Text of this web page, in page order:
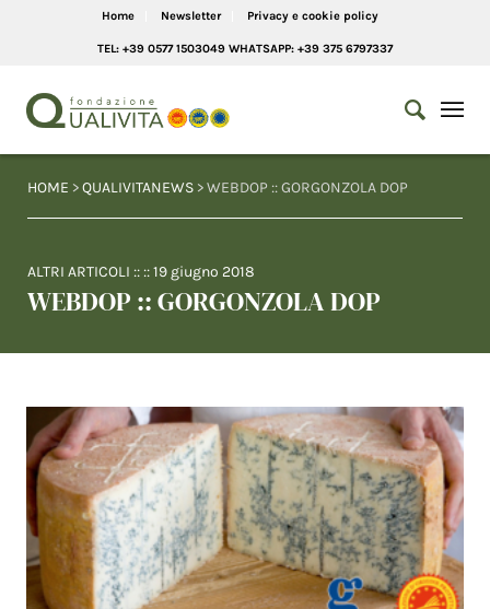
Home Newsletter Privacy e cookie policy
TEL: +39 0577 1503049 WHATSAPP: +39 375 6797337
HOME >QUALIVITANEWS > WEBDOP :: GORGONZOLA DOP
ALTRI ARTICOLI :: ::19 giugno 2018
WEBDOP :: GORGONZOLA DOP